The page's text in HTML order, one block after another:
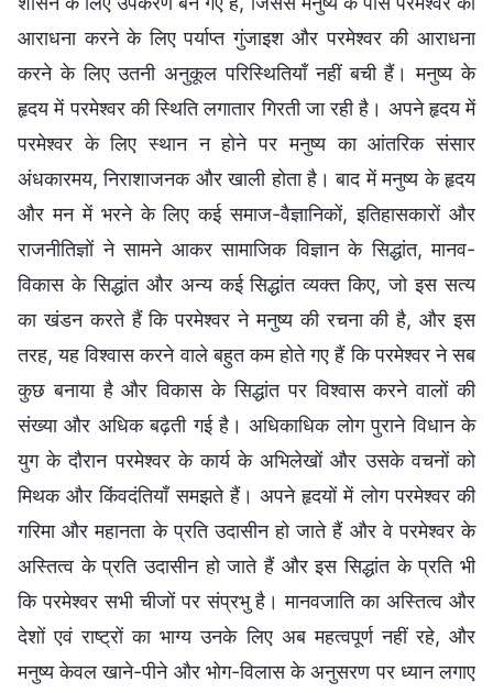
आराधना करने के लिए पर्याप्त गुंजाइश और परमेश्वर की आराधना
करने के लिए उतनी अनुकूल परिस्थितियाँ नहीं बची हैं। मनुष्य के
हृदय में परमेश्वर की स्थिति लगातार गिरती जा रही है। अपने हृदय में
परमेश्वर के लिए स्थान न होने पर मनुष्य का आंतरिक संसार
अंधकारमय, निराशाजनक और खाली होता है। बाद में मनुष्य के हृदय
और मन में भरने के लिए कई समाज-वैज्ञानिकों, इतिहासकारों और
राजनीतिज्ञों ने सामने आकर सामाजिक विज्ञान के सिद्धांत, मानव-
विकास के सिद्धांत और अन्य कई सिद्धांत व्यक्त किए, जो इस सत्य
का खंडन करते हैं कि परमेश्वर ने मनुष्य की रचना की है, और इस
तरह, यह विश्वास करने वाले बहुत कम होते गए हैं कि परमेश्वर ने सब
कुछ बनाया है और विकास के सिद्धांत पर विश्वास करने वालों की
संख्या और अधिक बढ़ती गई है। अधिकाधिक लोग पुराने विधान के
युग के दौरान परमेश्वर के कार्य के अभिलेखों और उसके वचनों को
मिथक और किंवदंतियाँ समझते हैं। अपने हृदयों में लोग परमेश्वर की
गरिमा और महानता के प्रति उदासीन हो जाते हैं और वे परमेश्वर के
अस्तित्व के प्रति उदासीन हो जाते हैं और इस सिद्धांत के प्रति भी
कि परमेश्वर सभी चीजों पर संप्रभु है। मानवजाति का अस्तित्व और
देशों एवं राष्ट्रों का भाग्य उनके लिए अब महत्वपूर्ण नहीं रहे, और
मनुष्य केवल खाने-पीने और भोग-विलास के अनुसरण पर ध्यान लगाए